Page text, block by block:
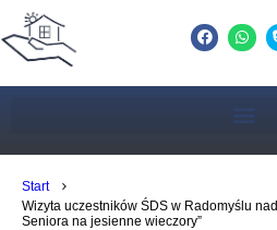
Start
Wizyta uczestników ŚDS w Radomyślu
Seniora na jesienne wieczory”